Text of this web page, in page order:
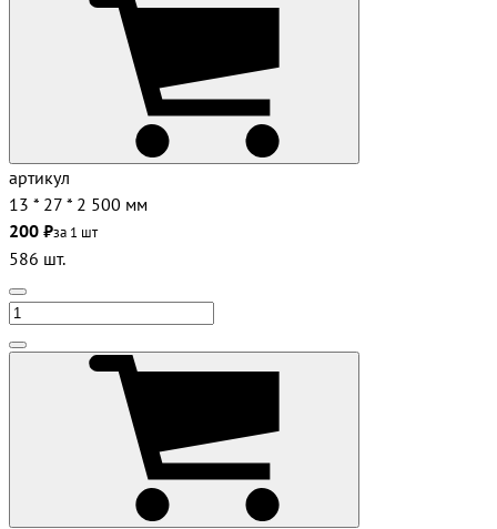
артикул
13 * 27 * 2 500 мм
200 ₽за 1 шт
586 шт.